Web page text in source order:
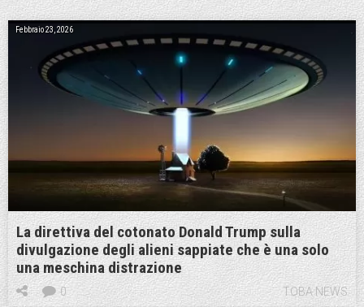
Febbraio 23, 2026
La direttiva del cotonato Donald Trump sulla
divulgazione degli alieni sappiate che è una solo
una meschina distrazione
TOBA NEWS
0